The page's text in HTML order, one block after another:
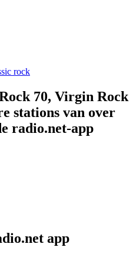
rock
70, Virgin Rock
stations van over
radio.net-app
app